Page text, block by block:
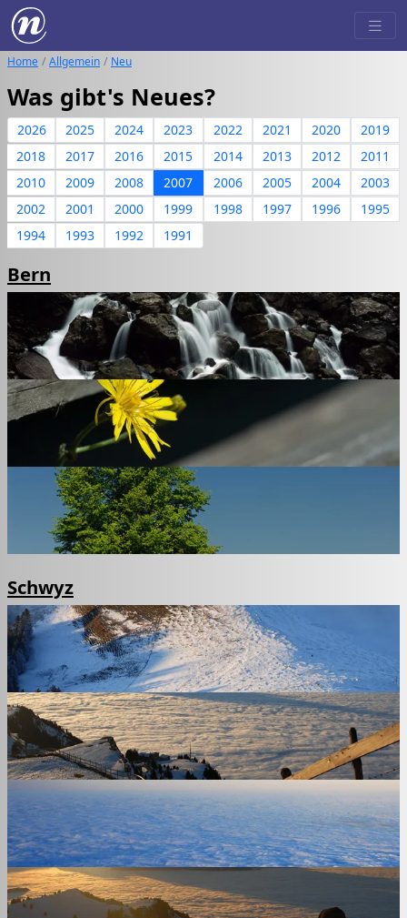
Home Allgemein Neu
Was gibt's Neues?
2026 2025 2024 2023 2022 2021 2020
2019
2018
2017 2016 2015 2014 2013 2012
2011
2010
2009 2008 2007 2006 2005 2004
2003
2002
2001 2000 1999 1998 1997 1996
1995
1994
1993 1992 1991
Bern
Schwyz